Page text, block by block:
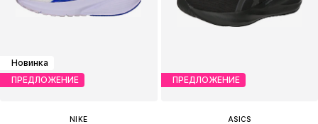
Новинка
ПРЕДЛОЖЕНИЕ
NIKE
ПРЕДЛОЖЕНИЕ
ASICS